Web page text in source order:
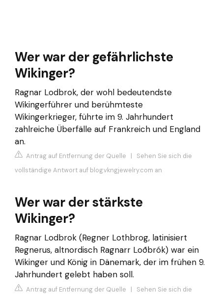
Wer war der gefährlichste
Wikinger?
Ragnar Lodbrok, der wohl bedeutendste
Wikingerführer und berühmteste
Wikingerkrieger, führte im 9. Jahrhundert
zahlreiche Überfälle auf Frankreich und England
an.
Antrag auf Entfernung der Quelle | Sehen Sie sich die
vollständige Antwort auf blog.vkngjewelry.com an
Wer war der stärkste
Wikinger?
Ragnar Lodbrok (Regner Lothbrog, latinisiert
Regnerus, altnordisch Ragnarr Loðbrók) war ein
Wikinger und König in Dänemark, der im frühen 9.
Jahrhundert gelebt haben soll.
Antrag auf Entfernung der Quelle | Sehen Sie sich die